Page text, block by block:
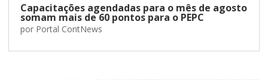
Capacitações agendadas para o mês de agosto
somam mais de 60 pontos para o PEPC
por Portal ContNews